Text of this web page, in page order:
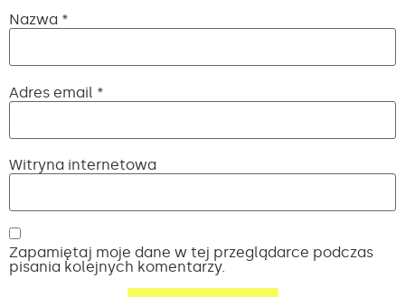
Nazwa *
Adres email *
Witryna internetowa
Zapamiętaj moje dane w tej przeglądarce podczas
pisania kolejnych komentarzy.